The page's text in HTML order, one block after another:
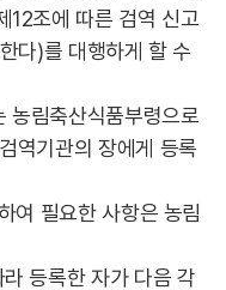
12조에 따른 검역 신고
다)를 대행하게 할 수
림축산식품부령으로
역기관의 장에게 등록
여 필요한 사항은 농림
등록한 자가 다음 각